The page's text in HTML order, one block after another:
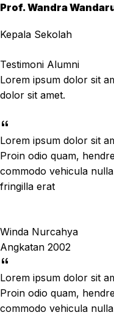
Prof. Wandra
Kepala Sekolah
Testimoni Alumni
Lorem ipsum dolor sit
dolor sit amet.
Lorem ipsum dolor sit
Proin odio quam,
commodo vehicula
fringilla erat
Winda Nurcahya
Angkatan 2002
Lorem ipsum dolor sit
Proin odio quam,
commodo vehicula